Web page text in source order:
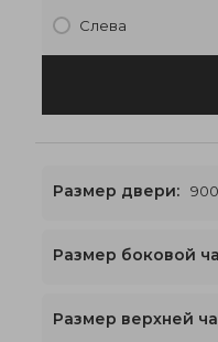
Слева
1200 x 2600
Размер двери:
Размер боковой
Размер верхней